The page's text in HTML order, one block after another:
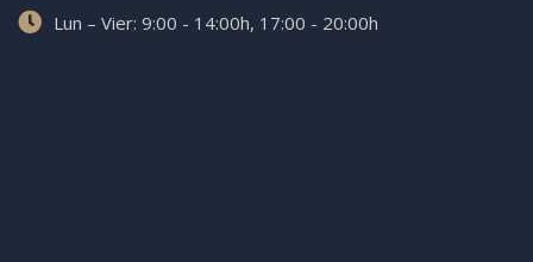
Lun – Vier: 9:00 - 14:00h, 17:00 - 20:00h